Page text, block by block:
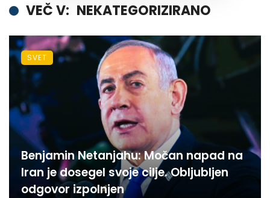
VEČ V: NEKATEGORIZIRANO
Benjamin Netanjahu: Močan napad na
Iran je dosegel svoje cilje. Obljubljen
odgovor izpolnjen
SVET